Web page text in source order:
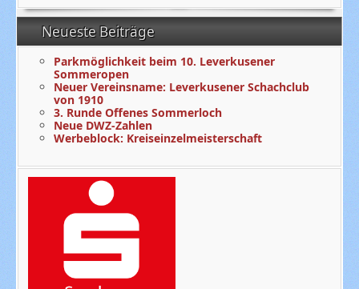
Neueste Beiträge
Parkmöglichkeit beim 10. Leverkusener
Sommeropen
Neuer Vereinsname: Leverkusener Schachclub
von 1910
3. Runde Offenes Sommerloch
Neue DWZ-Zahlen
Werbeblock: Kreiseinzelmeisterschaft